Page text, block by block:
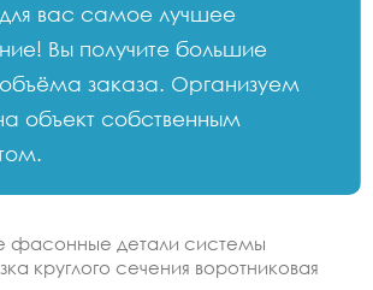
вас самое лучшее
Вы получите большие
объёма заказа. Организуем
объект собственным
фасонные детали системы
круглого сечения воротниковая